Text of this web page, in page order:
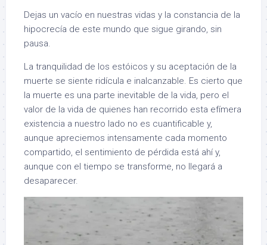
Dejas un vacío en nuestras vidas y la constancia de la
hipocrecía de este mundo que sigue girando, sin
pausa.
La tranquilidad de los estóicos y su aceptación de la
muerte se siente ridícula e inalcanzable. Es cierto que
la muerte es una parte inevitable de la vida, pero el
valor de la vida de quienes han recorrido esta efímera
existencia a nuestro lado no es cuantificable y,
aunque apreciemos intensamente cada momento
compartido, el sentimiento de pérdida está ahí y,
aunque con el tiempo se transforme, no llegará a
desaparecer.